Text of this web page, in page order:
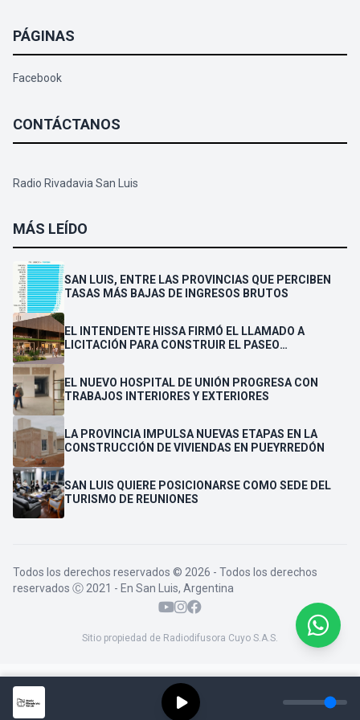
PÁGINAS
Facebook
CONTÁCTANOS
Radio Rivadavia San Luis
MÁS LEÍDO
SAN LUIS, ENTRE LAS PROVINCIAS QUE PERCIBEN
TASAS MÁS BAJAS DE INGRESOS BRUTOS
EL INTENDENTE HISSA FIRMÓ EL LLAMADO A
LICITACIÓN PARA CONSTRUIR EL PASEO
EL NUEVO HOSPITAL DE UNIÓN PROGRESA CON
TRABAJOS INTERIORES Y EXTERIORES
LA PROVINCIA IMPULSA NUEVAS ETAPAS EN LA
CONSTRUCCIÓN DE VIVIENDAS EN PUEYRREDÓN
SAN LUIS QUIERE POSICIONARSE COMO SEDE DEL
TURISMO DE REUNIONES
Todos los derechos reservados © 2026 - Todos los derechos
reservados Ⓒ 2021 - En San Luis, Argentina
Sitio propiedad de Radiodifusora Cuyo S.A.S.